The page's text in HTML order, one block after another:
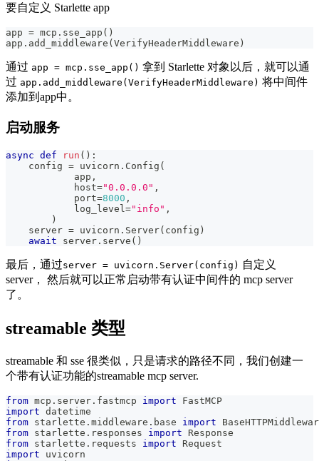
要自定义 Starlette app
app = mcp . sse_app ( )
app . add_middleware ( VerifyHeaderMiddleware )
通过 app = mcp.sse_app() 拿到 Starlette 对象以后，就可以通
过 app.add_middleware(VerifyHeaderMiddleware) 将中间件
添加到app中。
启动服务
async def run ( ) :
    config
= uvicorn . Config (
            app
,
            host
="0.0.0.0" ,
            port
=8000 ,
            log_level
="info" ,
)
    server
= uvicorn . Server( config )
await server . serve ( )
最后，通过server = uvicorn.Server(config) 自定义
server， 然后就可以正常启动带有认证中间件的 mcp server
了。
streamable 类型
streamable 和 sse 很类似，只是请求的路径不同，我们创建一
个带有认证功能的streamable mcp server.
from mcp . server . fastmcp import FastMCP
import datetime
from starlette . middleware . base import
from starlette . responses import Response
from starlette . requests import Request
import uvicorn